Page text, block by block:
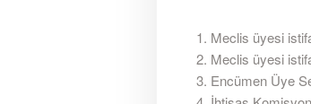
Meclis üyesi
Meclis üyesi
Encümen Üye